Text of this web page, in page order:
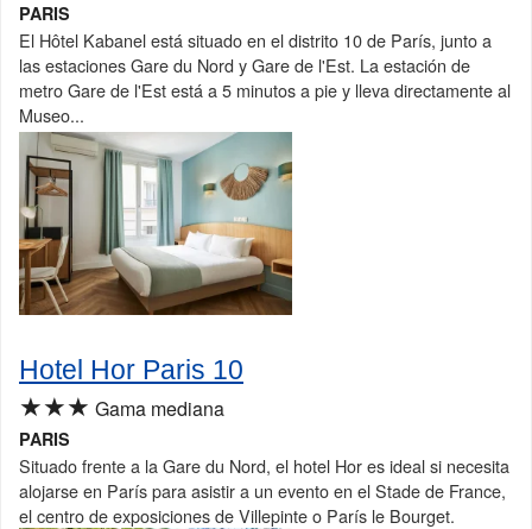
PARIS
El Hôtel Kabanel está situado en el distrito 10 de París, junto a
las estaciones Gare du Nord y Gare de l'Est. La estación de
metro Gare de l'Est está a 5 minutos a pie y lleva directamente al
Museo...
Hotel Hor Paris 10
★★★ Gama mediana
PARIS
Situado frente a la Gare du Nord, el hotel Hor es ideal si necesita
alojarse en París para asistir a un evento en el Stade de France,
el centro de exposiciones de Villepinte o París le Bourget.